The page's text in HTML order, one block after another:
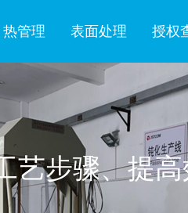
热管理 表面处理 授权
艺步骤、提